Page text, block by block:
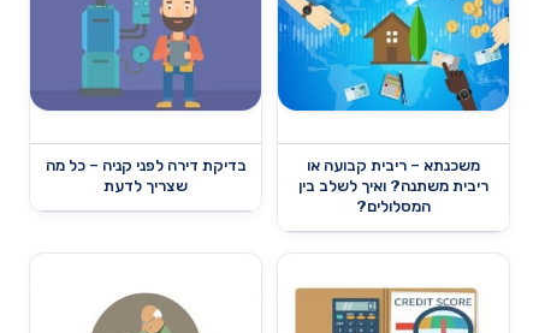
משכנתא – ריבית קבועה או
ריבית משתנה? ואיך לשלב בין
המסלולים?
בדיקת דירה לפני קניה – כל מה
שצריך לדעת